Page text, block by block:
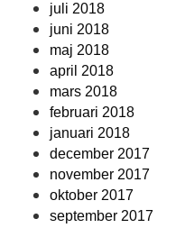
juli 2018
juni 2018
maj 2018
april 2018
mars 2018
februari 2018
januari 2018
december 2017
november 2017
oktober 2017
september 2017